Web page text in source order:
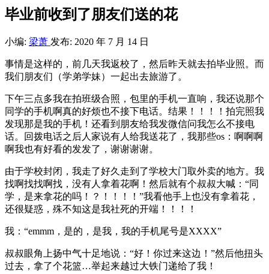
毕业前收到了朋友们送的花
小编: 梁萧 发布: 2020 年 7 月 14 日
事情是这样的，前几天我返校了，然后昨天就去拍毕业照。而
我们朋友们（学弟学妹）一起出去旅游了。
下午三点多我在拍班级合照，包里的手机一直响，我还说那个
同学的手机啊真的好烦也不接下电话。结果！！！！拍完照我
发现那是我的手机！还看到朋友给我发微信问我怎么不接电
话。回拨电话之后人家说有人给我送花了，我那些os：啊啊啊
啊我也有好看的发发了，谢谢谢谢。
由于学校封闭，我走了好久走到了学校大门取外卖的地方。我
找啊找找啊找，没有人拿着花啊！然后就有个叔叔大喊：“同
学，是来拿花的吗！？！！！！”我看他手上也没有拿着花，
还很疑惑，殊不知这是我社死的开端！！！！
我：“emmm，是的，是我，我的手机尾号是XXXX”
叔叔眼角上扬中气十足地说：“好！你过来这边！”然后他扭头
过去，拿了个花篮…举起来越过大铁门递给了我！